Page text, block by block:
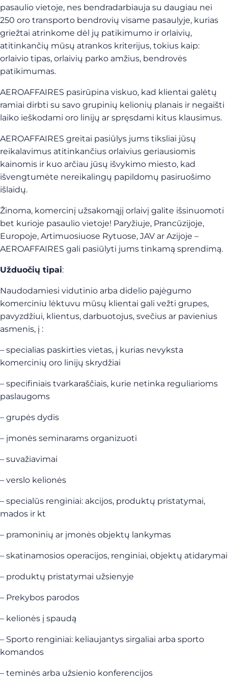
pasaulio vietoje, nes bendradarbiauja su daugiau nei
250 oro transporto bendrovių visame pasaulyje, kurias
griežtai atrinkome dėl jų patikimumo ir orlaivių,
atitinkančių mūsų atrankos kriterijus, tokius kaip:
orlaivio tipas, orlaivių parko amžius, bendrovės
patikimumas.
AEROAFFAIRES pasirūpina viskuo, kad klientai galėtų
ramiai dirbti su savo grupinių kelionių planais ir negaišti
laiko ieškodami oro linijų ar spręsdami kitus klausimus.
AEROAFFAIRES greitai pasiūlys jums tiksliai jūsų
reikalavimus atitinkančius orlaivius geriausiomis
kainomis ir kuo arčiau jūsų išvykimo miesto, kad
išvengtumėte nereikalingų papildomų pasiruošimo
išlaidų.
Žinoma, komercinį užsakomąjį orlaivį galite išsinuomoti
bet kurioje pasaulio vietoje! Paryžiuje, Prancūzijoje,
Europoje, Artimuosiuose Rytuose, JAV ar Azijoje –
AEROAFFAIRES gali pasiūlyti jums tinkamą sprendimą.
Užduočių tipai:
Naudodamiesi vidutinio arba didelio pajėgumo
komerciniu lėktuvu mūsų klientai gali vežti grupes,
pavyzdžiui, klientus, darbuotojus, svečius ar pavienius
asmenis, į :
– specialias paskirties vietas, į kurias nevyksta
komercinių oro linijų skrydžiai
– specifiniais tvarkaraščiais, kurie netinka reguliarioms
paslaugoms
– grupės dydis
– įmonės seminarams organizuoti
– suvažiavimai
– verslo kelionės
– specialūs renginiai: akcijos, produktų pristatymai,
mados ir kt
– pramoninių ar įmonės objektų lankymas
– skatinamosios operacijos, renginiai, objektų atidarymai
– produktų pristatymai užsienyje
– Prekybos parodos
– kelionės į spaudą
– Sporto renginiai: keliaujantys sirgaliai arba sporto
komandos
– teminės arba užsienio konferencijos